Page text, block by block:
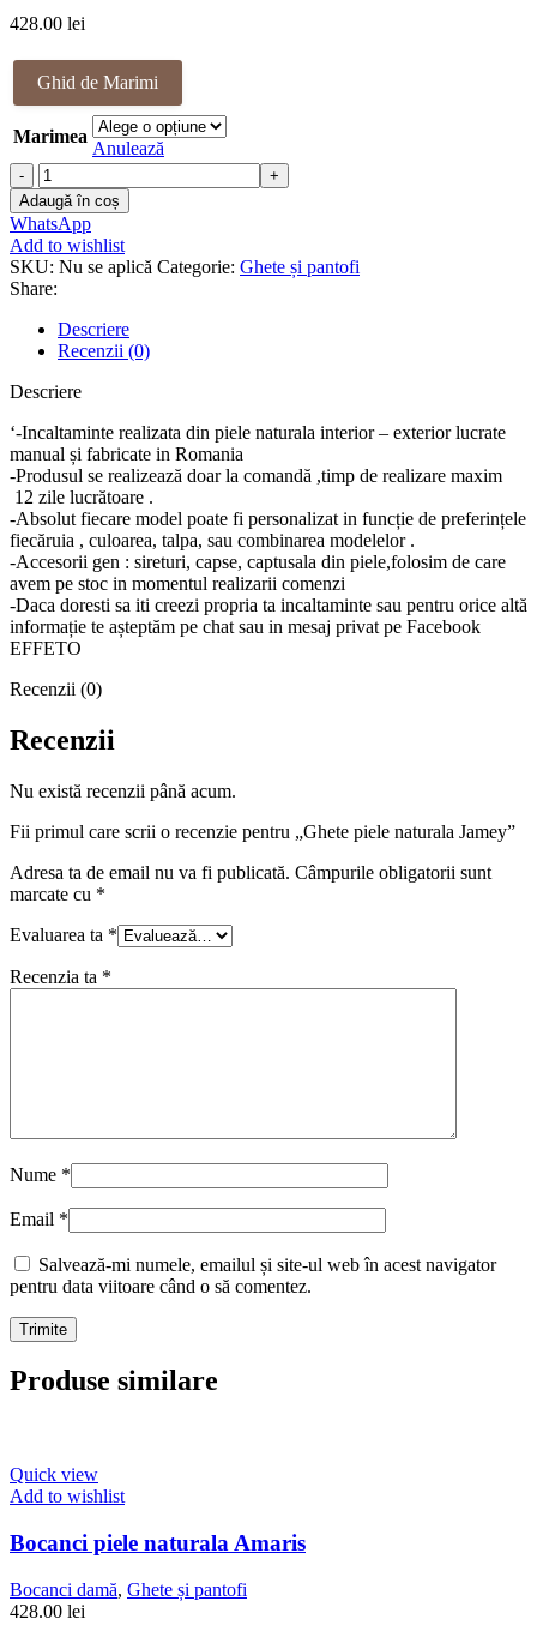
428.00 lei
Ghid de Marimi
Marimea
Anulează
Cantitate
Ghete
piele
naturala
Jamey
Adaugă în coș
WhatsApp
Add to wishlist
SKU: Nu se aplică Categorie: Ghete și pantofi
Share:
Descriere
Recenzii (0)
Descriere
‘-Incaltaminte realizata din piele naturala interior – exterior lucrate
manual și fabricate in Romania
-Produsul se realizează doar la comandă ,timp de realizare maxim
12 zile lucrătoare .
-Absolut fiecare model poate fi personalizat in funcție de preferințele
fiecăruia , culoarea, talpa, sau combinarea modelelor .
-Accesorii gen : sireturi, capse, captusala din piele,folosim de care
avem pe stoc in momentul realizarii comenzi
-Daca doresti sa iti creezi propria ta incaltaminte sau pentru orice altă
informație te așteptăm pe chat sau in mesaj privat pe Facebook
EFFETO
Recenzii (0)
Recenzii
Nu există recenzii până acum.
Fii primul care scrii o recenzie pentru „Ghete piele naturala Jamey”
Adresa ta de email nu va fi publicată. Câmpurile obligatorii sunt
marcate cu *
Evaluarea ta *
Recenzia ta *
Nume *
Email *
Salvează-mi numele, emailul și site-ul web în acest navigator
pentru data viitoare când o să comentez.
Produse similare
Quick view
Add to wishlist
Bocanci piele naturala Amaris
Bocanci damă, Ghete și pantofi
428.00 lei